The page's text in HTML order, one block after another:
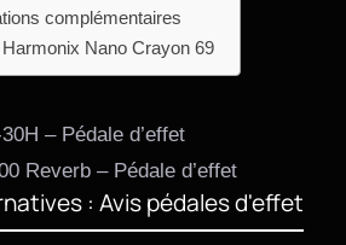
complémentaires
Nano Crayon 69
– Pédale d’effet
Reverb – Pédale d’effet
: Avis pédales d'effet